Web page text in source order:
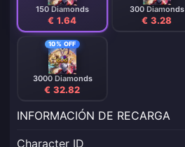
150 Diamonds
€ 1.64
300 Diamonds
€ 3.28
10% OFF
3000 Diamonds
€ 32.82
INFORMACIÓN DE RECARGA
Character ID